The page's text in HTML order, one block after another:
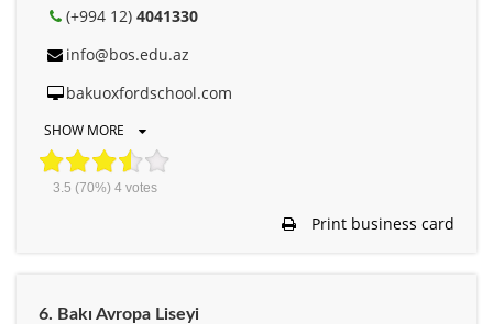
(+994 12) 4041330
info@bos.edu.az
bakuoxfordschool.com
SHOW MORE
3.5 (70%) 4votes
Print business card
6. Bakı Avropa Liseyi